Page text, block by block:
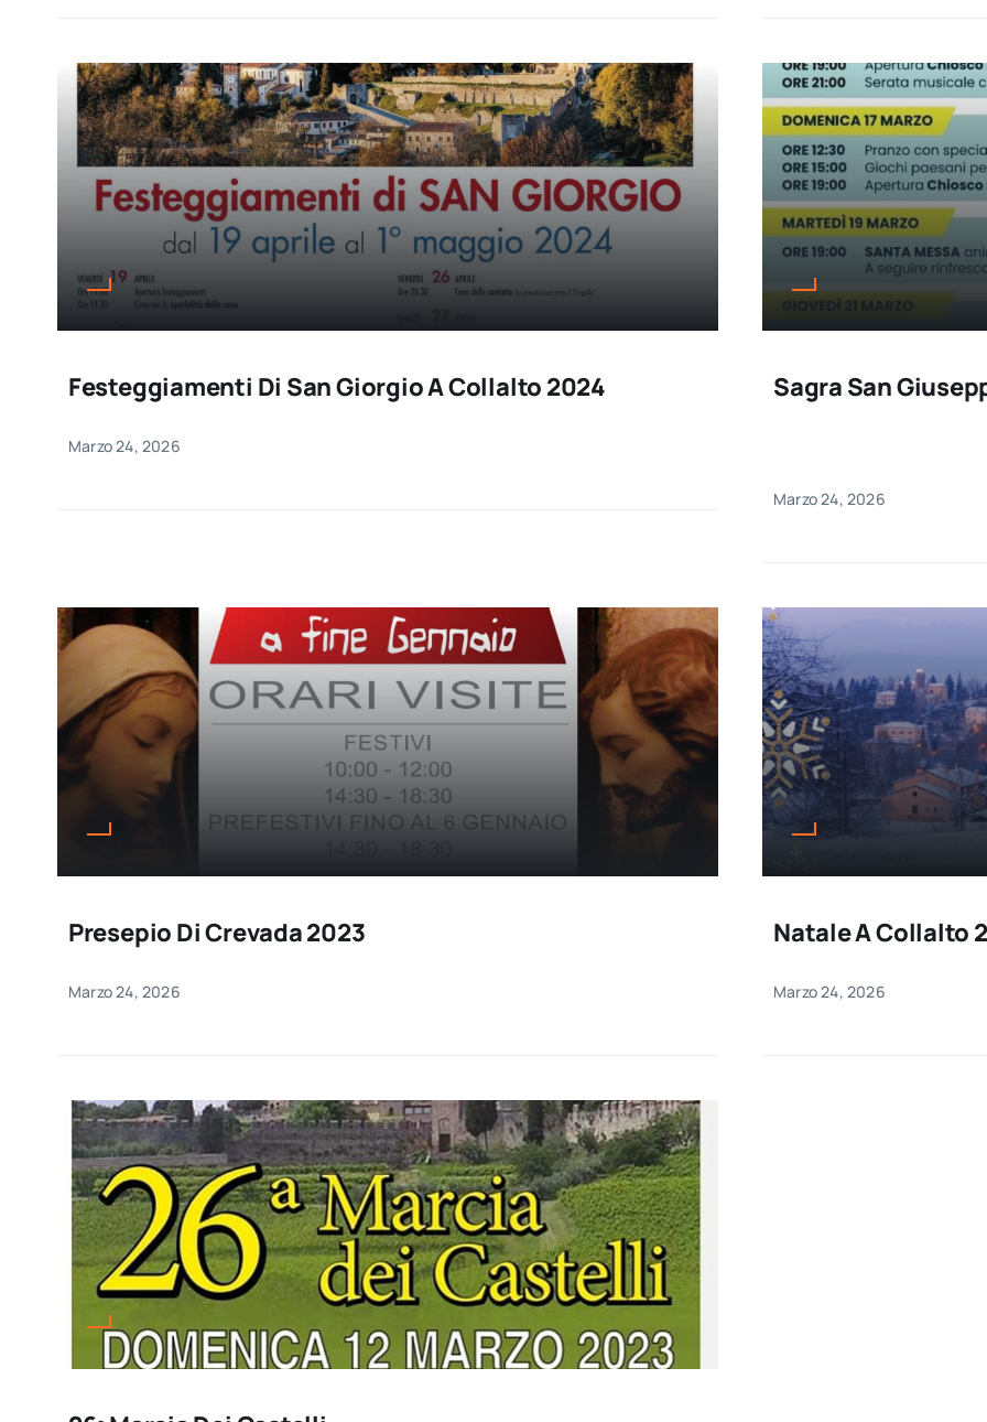
Festeggiamenti Di San Giorgio A Collalto 2024
Marzo 24, 2026
Sagra San
Marzo 24, 2026
Presepio Di Crevada 2023
Marzo 24, 2026
Natale A Collalto
Marzo 24, 2026